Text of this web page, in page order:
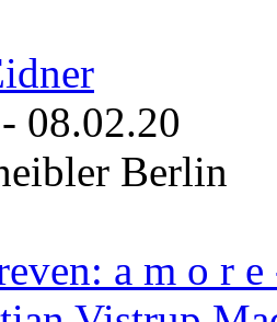
- 08.02.20
Berlin
a m o r